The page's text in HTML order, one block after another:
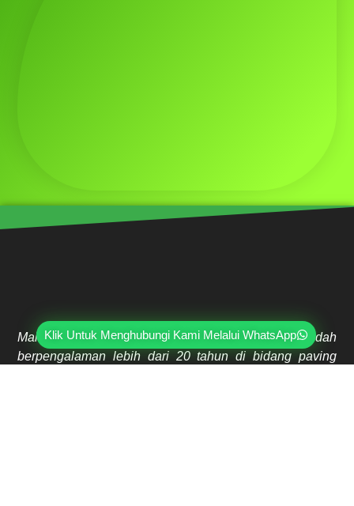
Klik Untuk Menghubungi Kami Melalui WhatsApp
Mahri Beton, merupakan pabrik yang sudah
berpengalaman lebih dari 20 tahun di bidang paving